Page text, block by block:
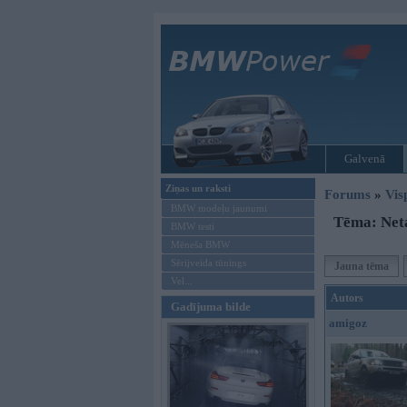
Galvenā
Ziņas un raksti
BMW modeļu jaunumi
BMW testi
Mēneša BMW
Sērijveida tūnings
Vel...
Gadījuma bilde
Forums »
Tēma:
Jauna tēma
Autors
amigoz